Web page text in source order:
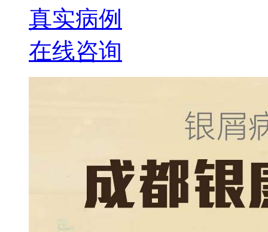
真实病例
在线咨询